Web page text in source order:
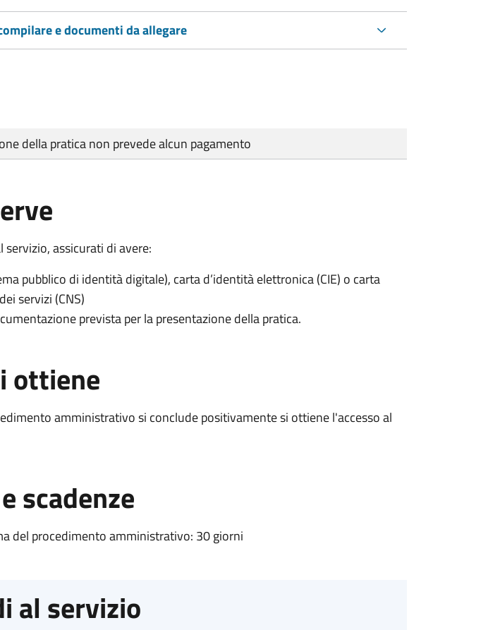
e documenti da allegare
della pratica non prevede alcun pagamento
servizio, assicurati di avere:
pubblico di identità digitale), carta d’identità elettronica (CIE) o carta
servizi (CNS)
prevista per la presentazione della pratica.
ottiene
amministrativo si conclude positivamente si ottiene l'accesso al
scadenze
del procedimento amministrativo: 30 giorni
al servizio